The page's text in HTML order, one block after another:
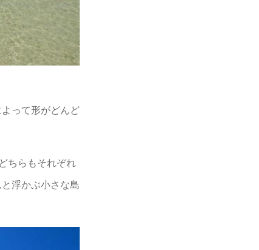
って形がどんど
ちらもそれぞれ
浮かぶ小さな島